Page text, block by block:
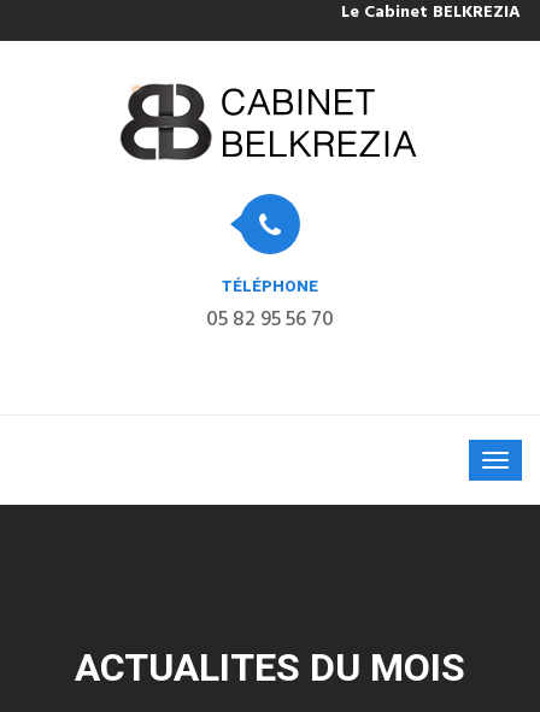
Le Cabinet BELKREZIA
TÉLÉPHONE
05 82 95 56 70
ACTUALITES DU MOIS